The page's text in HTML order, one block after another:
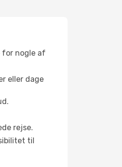
for nogle af
eller dage
rejse.
til